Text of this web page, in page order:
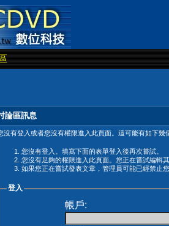
論區訊息
沒有登入或者您沒有權限進入此頁面。這可能有如下幾
您沒有登入。填寫下面的表單登入後再次嘗試。
您沒有足夠的權限進入此頁面。您正在嘗試編輯
如果您正在嘗試發表文章，管理員可能已經禁止
登入
帳戶: